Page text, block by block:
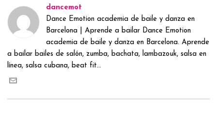
dancemot
Dance Emotion academia de baile y danza en
Barcelona | Aprende a bailar Dance Emotion
academia de baile y danza en Barcelona. Aprende
a bailar bailes de salón, zumba, bachata, lambazouk, salsa en
línea, salsa cubana, beat fit...